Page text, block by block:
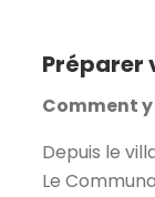
Préparer
Comment y
Depuis le
Le